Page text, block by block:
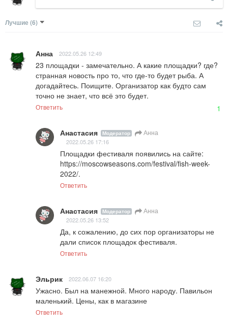
Лучшие (6)
Анна 2022.05.26 12:49
23 площадки - замечательно. А какие площадки? где?
странная новость про то, что где-то будет рыба. А
догадайтесь. Поищите. Организатор как будто сам
точно не знает, что всё это будет.
Ответить 1
Анастасия Модератор Анна
2022.05.26 17:16
Площадки фестиваля появились на сайте:
https://moscowseasons.com/festival/fish-week-
2022/.
Ответить
Анастасия Модератор Анна
2022.05.26 13:52
Да, к сожалению, до сих пор организаторы не
дали список площадок фестиваля.
Ответить
Эльрик 2022.06.07 16:20
Ужасно. Был на манежной. Много народу. Павильон
маленький. Цены, как в магазине
Ответить